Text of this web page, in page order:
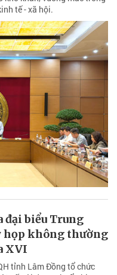
tế - xã hội.
đại biểu Trung
họp không thường
XVI
tỉnh Lâm Đồng tổ chức